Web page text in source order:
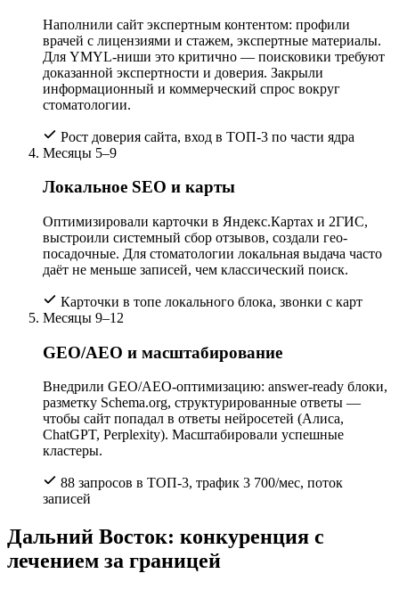
Наполнили сайт экспертным контентом: профили
врачей с лицензиями и стажем, экспертные материалы.
Для YMYL-ниши это критично — поисковики требуют
доказанной экспертности и доверия. Закрыли
информационный и коммерческий спрос вокруг
стоматологии.
Рост доверия сайта, вход в ТОП-3 по части ядра
Месяцы 5–9
Локальное SEO и карты
Оптимизировали карточки в Яндекс.Картах и 2ГИС,
выстроили системный сбор отзывов, создали гео-
посадочные. Для стоматологии локальная выдача часто
даёт не меньше записей, чем классический поиск.
Карточки в топе локального блока, звонки с карт
Месяцы 9–12
GEO/AEO и масштабирование
Внедрили GEO/AEO-оптимизацию: answer-ready блоки,
разметку Schema.org, структурированные ответы —
чтобы сайт попадал в ответы нейросетей (Алиса,
ChatGPT, Perplexity). Масштабировали успешные
кластеры.
88 запросов в ТОП-3, трафик 3 700/мес, поток
записей
Дальний Восток: конкуренция с
лечением за границей